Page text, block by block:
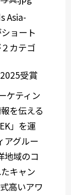
Asia-
ョート
カテゴ
ケティン
を伝える
」を運
アグルー
地域のコ
キャン
高いアワ